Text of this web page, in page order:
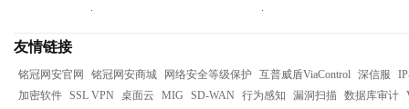
.
.
友情链接
铭冠网安官网 铭冠网安商城 网络安全等级保护 互普威盾ViaControl 深信服
加密软件 SSL VPN 桌面云 MIG SD-WAN 行为感知 漏洞扫描 数据库审计